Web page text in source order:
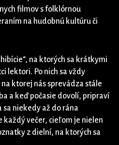
filmov s folklórnou
na hudobnú kultúru či
na ktorých sa krátkymi
lektori. Po nich sa vždy
ktorej nás sprevádza stále
a keď počasie dovolí, pripraví
sa niekedy až do rána
každý večer, cieľom je nielen
z dielní, na ktorých sa